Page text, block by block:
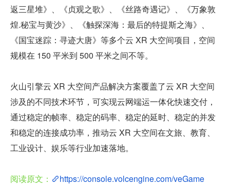
返三星堆》、《贞观之歌》、《丝路奇遇记》、《万象敦
煌.秘宝与黄沙》、《触探深海：最后的特提斯之海》、
《国宝迷踪：寻迹大唐》等多个云 XR 大空间项目，空间
规模在 150 平米到 500 平米之间不等。
火山引擎云 XR 大空间产品解决方案覆盖了云 XR 大空间
涉及的不同技术环节，可实现云网端运一体化快速交付，
通过稳定的帧率、稳定的码率、稳定的延时、稳定的并发
和稳定的连接成功率，推动云 XR 大空间在文旅、教育、
工业设计、娱乐等行业加速落地。
阅读原文： https://console.volcengine.com/veGame